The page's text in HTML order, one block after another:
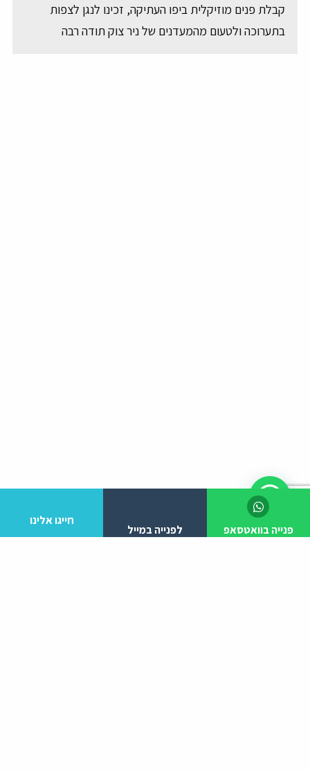
קבלת פנים מוזיקלית ביפו העתיקה, זכינו לנגן לצפות
בתערוכה ולטעום מהמעדנים של ניר צוק תודה רבה
חייגו אלינו
לפנייה במייל פנייה בוואטסאפ